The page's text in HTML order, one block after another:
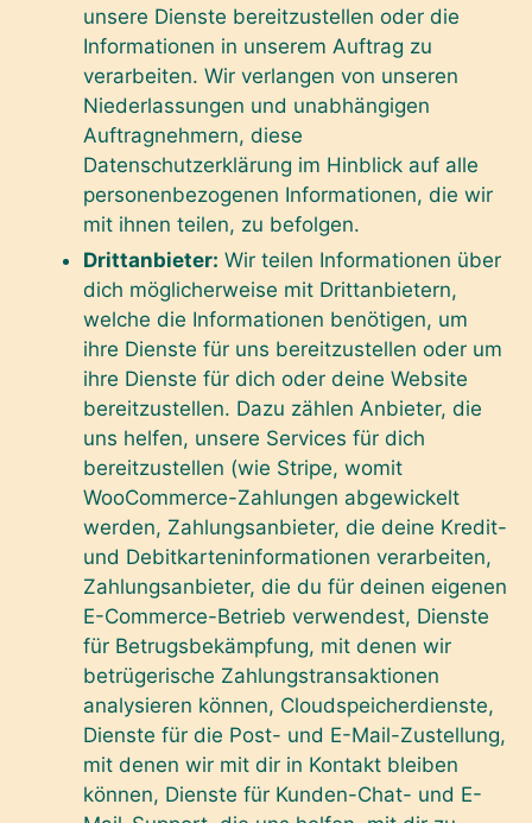
unsere Dienste bereitzustellen oder die
Informationen in unserem Auftrag zu
verarbeiten. Wir verlangen von unseren
Niederlassungen und unabhängigen
Auftragnehmern, diese
Datenschutzerklärung im Hinblick auf alle
personenbezogenen Informationen, die wir
mit ihnen teilen, zu befolgen.
Drittanbieter: Wir teilen Informationen über
dich möglicherweise mit Drittanbietern,
welche die Informationen benötigen, um
ihre Dienste für uns bereitzustellen oder um
ihre Dienste für dich oder deine Website
bereitzustellen. Dazu zählen Anbieter, die
uns helfen, unsere Services für dich
bereitzustellen (wie Stripe, womit
WooCommerce-Zahlungen abgewickelt
werden, Zahlungsanbieter, die deine Kredit-
und Debitkarteninformationen verarbeiten,
Zahlungsanbieter, die du für deinen eigenen
E-Commerce-Betrieb verwendest, Dienste
für Betrugsbekämpfung, mit denen wir
betrügerische Zahlungstransaktionen
analysieren können, Cloudspeicherdienste,
Dienste für die Post- und E-Mail-Zustellung,
mit denen wir mit dir in Kontakt bleiben
können, Dienste für Kunden-Chat- und E-